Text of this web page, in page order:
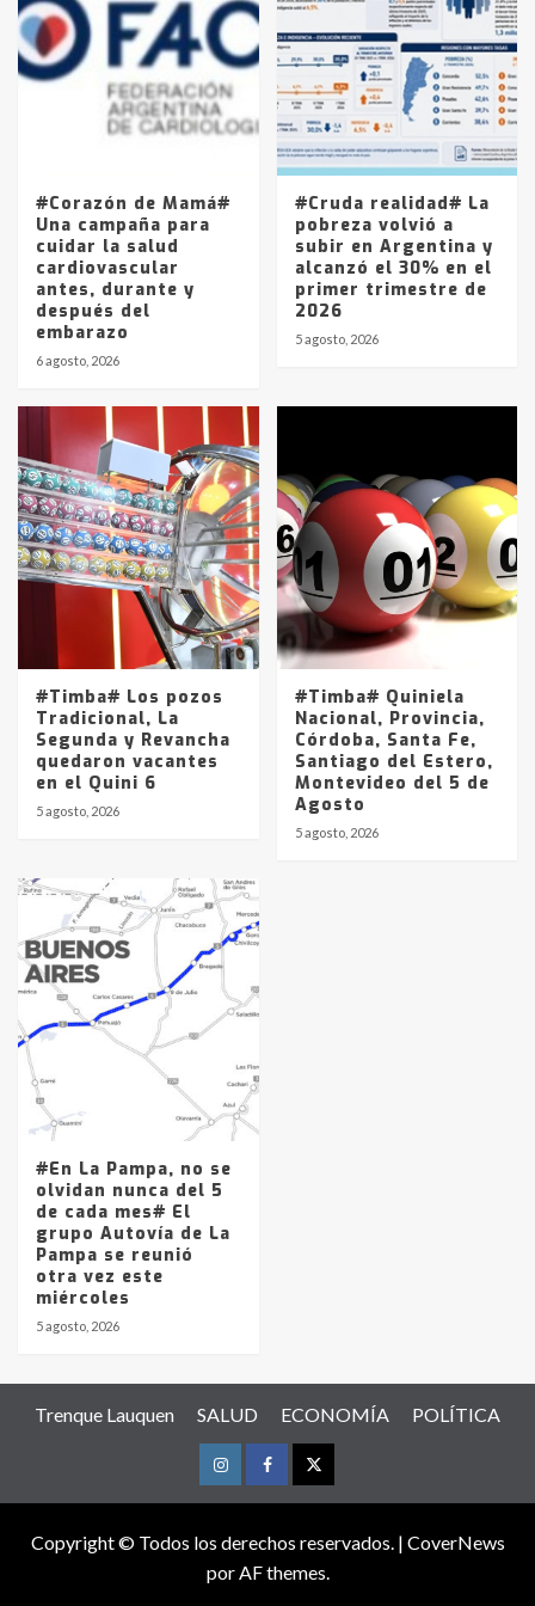
4
joven de Trenque Lauquen
Los precios de los combustibles en
La Pampa, desde YPF hasta Axion
entre 857 a 1338 pesos
#Corazón de Mamá#
Una campaña para
cuidar la salud
cardiovascular
antes, durante y
después del
embarazo
6 agosto, 2026
#Cruda realidad# La
pobreza volvió a
subir en Argentina y
alcanzó el 30% en el
primer trimestre de
2026
5 agosto, 2026
#Timba# Los pozos
Tradicional, La
Segunda y Revancha
quedaron vacantes
en el Quini 6
5 agosto, 2026
#Timba# Quiniela
Nacional, Provincia,
Córdoba, Santa Fe,
Santiago del Estero,
Montevideo del 5 de
Agosto
5 agosto, 2026
#En La Pampa, no se
olvidan nunca del 5
de cada mes# El
grupo Autovía de La
Pampa se reunió
otra vez este
miércoles
5 agosto, 2026
Trenque Lauquen SALUD ECONOMÍA POLÍTICA
InstagramFacebookTwitter
Copyright © Todos los derechos reservados. | CoverNews
por AF themes.